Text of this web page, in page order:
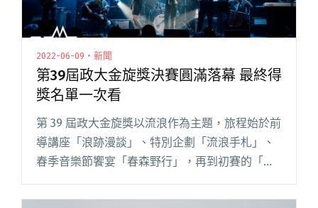
2022-06-09・新聞
第39屆政大金旋獎決賽圓滿落幕 最終得
獎名單一次看
第 39 屆政大金旋獎以流浪作為主題，旅程始於前
導講座「浪跡漫談」、特別企劃「流浪手札」、
春季音樂節饗宴「春森野行」，再到初賽的「懸
日特快車」。在一次次疫情的擾動中，本屆政大
金旋獎決賽「浮光之海」終於在 6 月 4 日於